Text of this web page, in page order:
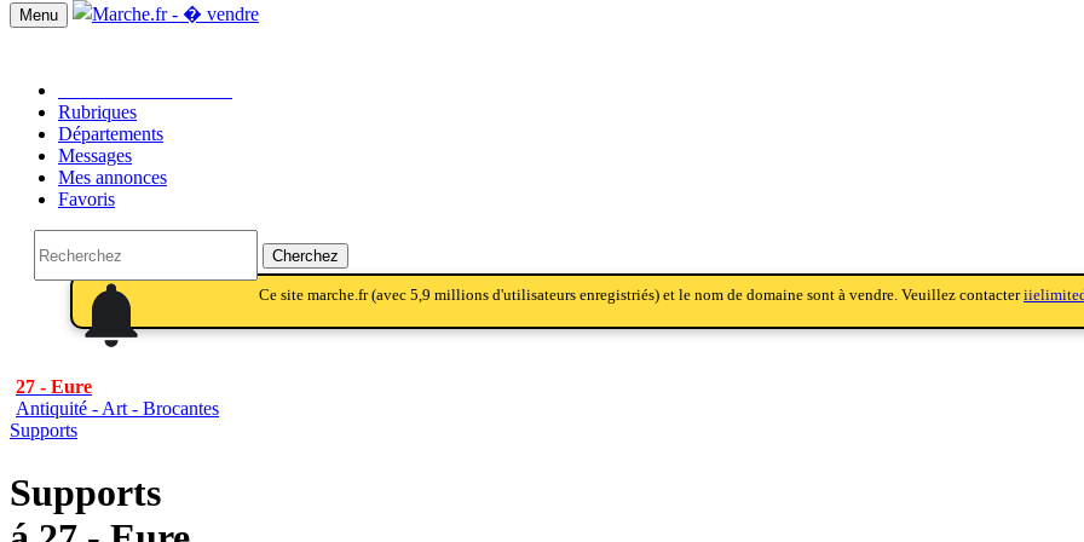
Menu
Rubriques
Départements
Messages
Mes annonces
Favoris
Cherchez
notifications_active
notifications
notifications Ce site marche.fr (avec 5,9 millions d'utilisateurs enregistriés) et le nom de domaine sont à vendre. Veuillez contacter
27 - Eure
Antiquité - Art - Brocantes
Supports
Supports